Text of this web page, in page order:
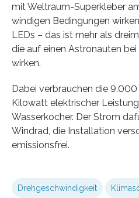
mit Weltraum-Superkleber
windigen Bedingungen
LEDs – das ist mehr als
die auf einen Astronauten
wirken.
Dabei verbrauchen die
Kilowatt elektrischer
Wasserkocher. Der Strom
Windrad, die Installation
emissionsfrei.
Drehgeschwindigkeit